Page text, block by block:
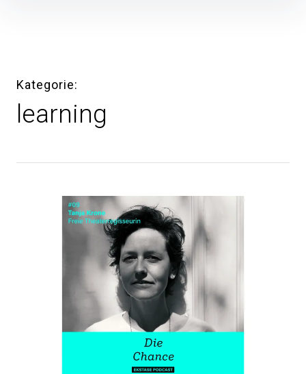
Kategorie
learning